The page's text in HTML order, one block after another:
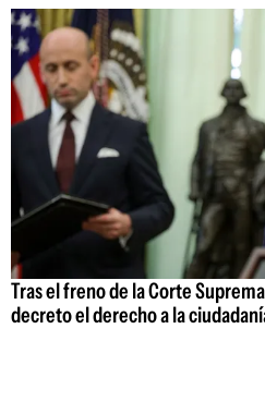
Tras el freno de la Corte
decreto el derecho a la